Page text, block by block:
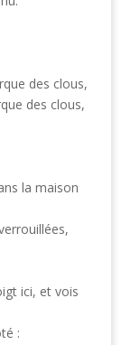
des clous,
des clous,
la maison
ici, et vois
: